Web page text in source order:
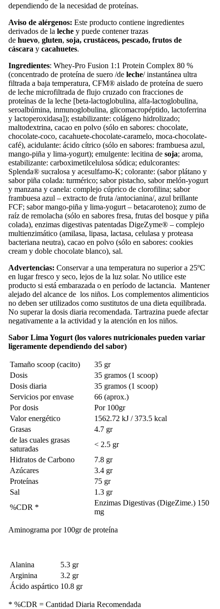
dependiendo de la necesidad de proteínas.
Aviso de alérgenos: Este producto contiene ingredientes
derivados de la leche y puede contener trazas
de huevo, gluten, soja, crustáceos, pescado, frutos de
cáscara y cacahuetes.
Ingredientes: Whey-Pro Fusion 1:1 Protein Complex 80 %
(concentrado de proteína de suero /de leche/ instantánea ultra
filtrada a baja temperatura, CFM® aislado de proteína de suero
de leche microfiltrada de flujo cruzado con fracciones de
proteínas de la leche [beta-lactoglobulina, alfa-lactoglobulina,
seroalbúmina, inmunoglobulina, glicomacropéptido, lactoferrina
y lactoperoxidasa]); estabilizante: colágeno hidrolizado;
maltodextrina, cacao en polvo (sólo en sabores: chocolate,
chocolate-coco, cacahuete-chocolate-caramelo, moca-chocolate-
café), acidulante: ácido cítrico (sólo en sabores: frambuesa azul,
mango-piña y lima-yogurt); emulgente: lecitina de soja; aroma,
estabilizante: carboximetilcelulosa sódica; edulcorantes:
Splenda® sucralosa y acesulfamo-K; colorante: (sabor plátano y
sabor piña colada: turmérico; sabor pistacho, sabor melón-yogurt
y manzana y canela: complejo cúprico de clorofilina; sabor
frambuesa azul – extracto de fruta /antocianina/, azul brillante
FCF; sabor mango-piña y lima-yogurt – betacaroteno); zumo de
raíz de remolacha (sólo en sabores fresa, frutas del bosque y piña
colada), enzimas digestivas patentadas DigeZyme® – complejo
multienzimático (amilasa, lipasa, lactasa, celulasa y proteasa
bacteriana neutra), cacao en polvo (sólo en sabores: cookies
cream y doble chocolate blanco), sal.
Advertencias: Conservar a una temperatura no superior a 25ºC
en lugar fresco y seco, lejos de la luz solar. No utilice este
producto si está embarazada o en período de lactancia. Mantener
alejado del alcance de los niños. Los complementos alimenticios
no deben ser utilizados como sustitutos de una dieta equilibrada.
No superar la dosis diaria recomendada. Tartrazina puede afectar
negativamente a la actividad y la atención en los niños.
Sabor Lima Yogurt (los valores nutricionales pueden variar
ligeramente dependiendo del sabor)
Tamaño scoop (cacito)
35 gr
Dosis
35 gramos (1 scoop)
Dosis diaria
35 gramos (1 scoop)
Servicios por envase
66 (aprox.)
Por dosis
Por 100gr
Valor energético
1562.72 kJ / 373.5 kcal
Grasas
4.7 gr
de las cuales grasas
saturadas
< 2.5 gr
Hidratos de Carbono
7.8 gr
Azúcares
3.4 gr
Proteínas
75 gr
Sal
1.3 gr
%CDR *
Enzimas Digestivas (DigeZime.) 150
mg
Aminograma por 100gr de proteína
Alanina
5.3 gr
Arginina
3.2 gr
Ácido aspártico 10.8 gr
* %CDR = Cantidad Diaria Recomendada